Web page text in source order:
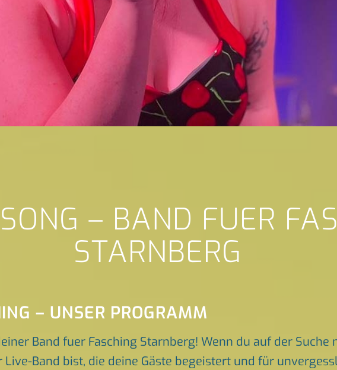
– BAND FUER
STARNBERG
– UNSER PROGRAMM
Band fuer Fasching Starnberg! Wenn du auf der Suche
Band bist, die deine Gäste begeistert und für